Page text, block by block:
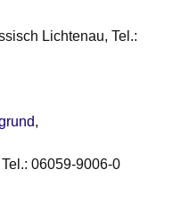
Lichtenau, Tel.:
,
06059-9006-0